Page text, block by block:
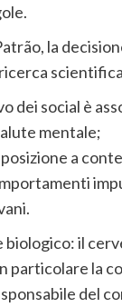
la
dei social è
mentale;
a
biologico: il
particolare la
del